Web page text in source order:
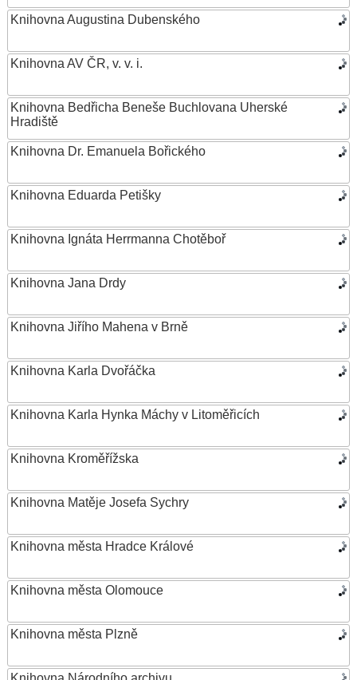
Knihovna Augustina Dubenského
Knihovna AV ČR, v. v. i.
Knihovna Bedřicha Beneše Buchlovana Uherské
Hradiště
Knihovna Dr. Emanuela Bořického
Knihovna Eduarda Petišky
Knihovna Ignáta Herrmanna Chotěboř
Knihovna Jana Drdy
Knihovna Jiřího Mahena v Brně
Knihovna Karla Dvořáčka
Knihovna Karla Hynka Máchy v Litoměřicích
Knihovna Kroměřížska
Knihovna Matěje Josefa Sychry
Knihovna města Hradce Králové
Knihovna města Olomouce
Knihovna města Plzně